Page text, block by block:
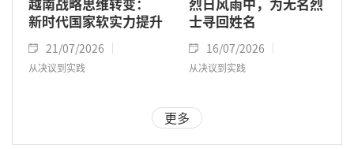
新时代国家软实力提升
21/07/2026
从决议到实践
士寻回姓名
16/07/2026
从决议到实践
更多